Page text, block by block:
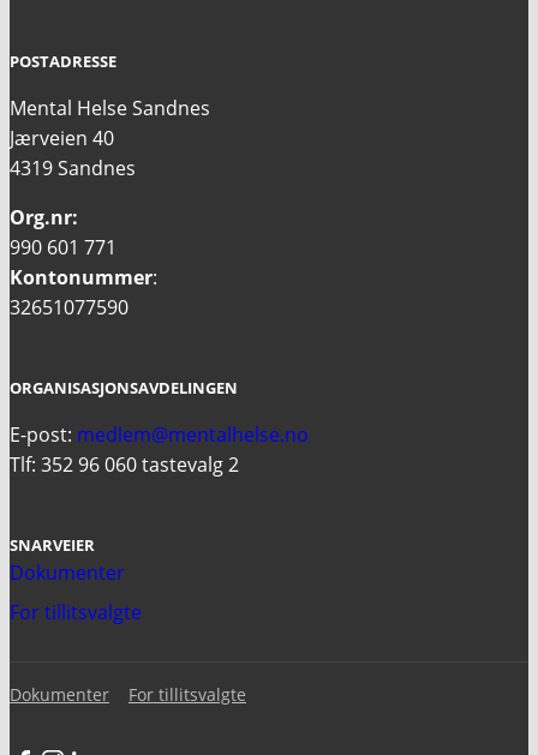
POSTADRESSE
Mental Helse Sandnes
Jærveien 40
4319 Sandnes
Org.nr:
990 601 771
Kontonummer:
32651077590
ORGANISASJONSAVDELINGEN
E-post: medlem@mentalhelse.no
Tlf: 352 96 060 tastevalg 2
SNARVEIER
Dokumenter
For tillitsvalgte
Dokumenter For tillitsvalgte